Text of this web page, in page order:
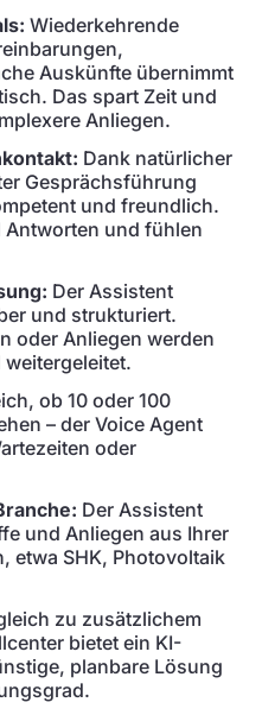
Wiederkehrende
Auskünfte übernimmt
Das spart Zeit und
Anliegen.
Dank natürlicher
Gesprächsführung
und freundlich.
Antworten und fühlen
Der Assistent
und strukturiert.
oder Anliegen werden
ob 10 oder 100
– der Voice Agent
oder
Der Assistent
und Anliegen aus Ihrer
etwa SHK, Photovoltaik
zu zusätzlichem
bietet ein KI-
planbare Lösung